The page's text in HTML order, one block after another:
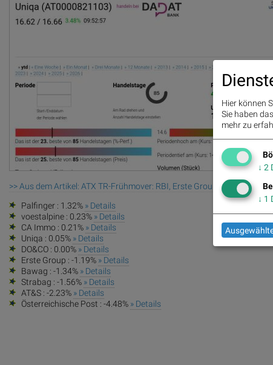
>> Aus dem Artikel: ATX TR-Frühmover: RBI, Erste Group, Uniqa,
Palfinger : 1.32% » Details
voestalpine : 0.23% » Details
CA Immo : 0.21% » Details
Uniqa : 0.05% » Details
DO&CO : 0.00% » Details
Erste Group : -1.19% » Details
Bawag : -1.34% » Details
Strabag : -1.56% » Details
AT&S : -2.23% » Details
Österreichische Post : -4.48% » Details
Hier können
Sie haben
mehr zu
↓ 2
↓ 1